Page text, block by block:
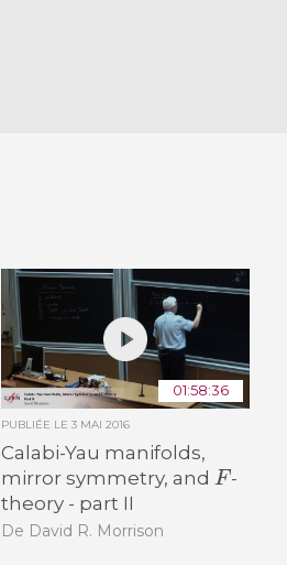
01:58:36
PUBLIÉE LE 3 MAI 2016
Calabi-Yau manifolds,
mirror symmetry, and
F
-
theory - part II
De David R. Morrison